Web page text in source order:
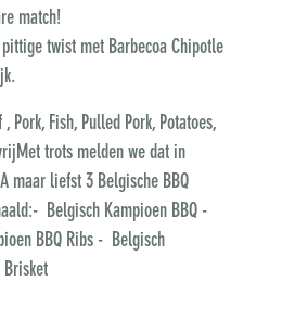
match!
pittige twist met Barbecoa Chipotle
, Pork, Fish, Pulled Pork, Potatoes,
trots melden we dat in
maar liefst 3 Belgische BBQ
Belgisch Kampioen BBQ -
BBQ Ribs - Belgisch
Brisket